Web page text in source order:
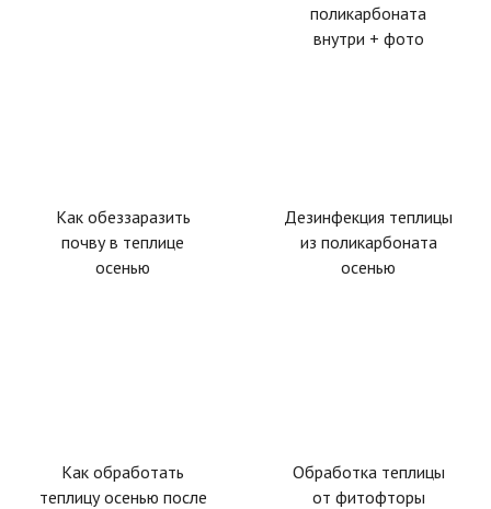
поликарбоната
внутри + фото
Как обеззаразить
почву в теплице
осенью
Дезинфекция теплицы
из поликарбоната
осенью
Как обработать
теплицу осенью после
Обработка теплицы
от фитофторы